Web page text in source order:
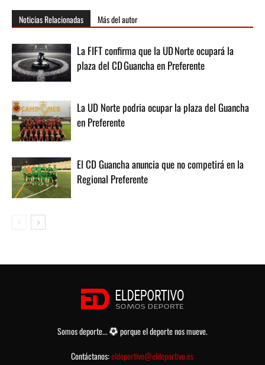
Noticias Relacionadas Más del autor
La FIFT confirma que la UD Norte ocupará la
plaza del CD Guancha en Preferente
La UD Norte podria ocupar la plaza del Guancha
en Preferente
El CD Guancha anuncia que no competirá en la
Regional Preferente
Somos deporte...
porque el deporte nos mueve.
Contáctanos:eldeportivo@eldeportivo.es